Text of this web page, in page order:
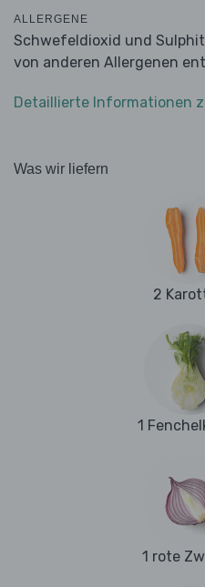
ALLERGENE
Schwefeldioxid und
von anderen Allergenen
Detaillierte Informationen
Was wir liefern
2
1
1 rote